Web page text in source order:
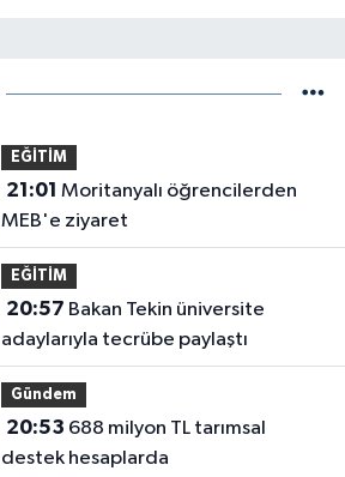
EĞİTİM
21:01
MEB'e ziyaret
EĞİTİM
20:57
adaylarıyla tecrübe paylaştı
Gündem
20:53
destek hesaplarda